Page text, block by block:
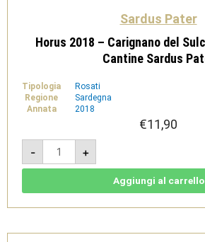
Sardus Pater
Horus 2018 – Carignano del
Cantine Sardus
Tipologia
Rosati
Regione
Sardegna
Annata
2018
€11,90
-
Horus
2018
-
Carignano
Doc-
Pater
+
Aggiungi al carrello